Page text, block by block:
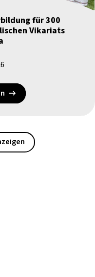
für 300
Vikariats